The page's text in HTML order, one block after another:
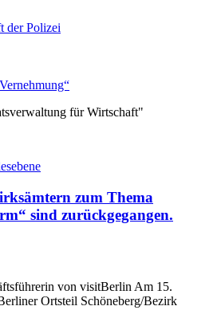
der Polizei
für Wirtschaft"
zum Thema
sind zurückgegangen.
von visitBerlin Am 15.
Ortsteil Schöneberg/Bezirk